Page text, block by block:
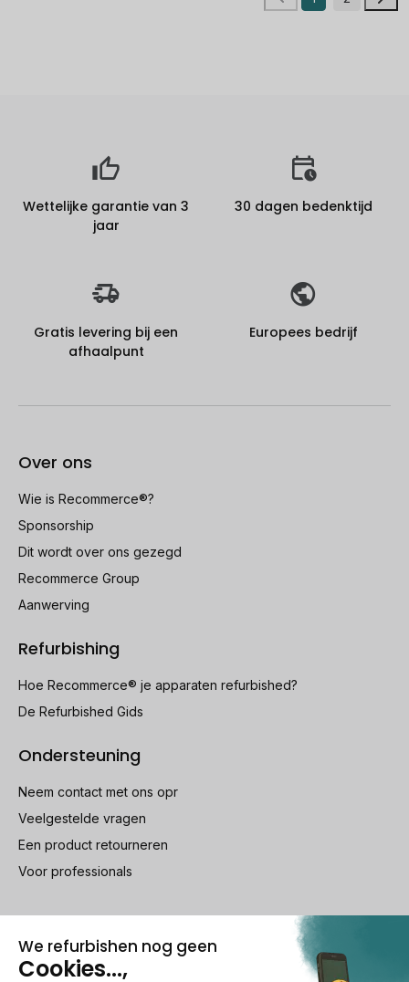
Wettelijke garantie van 3
jaar
30 dagen bedenktijd
Gratis levering bij een
afhaalpunt
Europees bedrijf
Over ons
Wie is Recommerce®?
Sponsorship
Dit wordt over ons gezegd
Recommerce Group
Aanwerving
Refurbishing
Hoe Recommerce® je apparaten refurbished?
De Refurbished Gids
Ondersteuning
Neem contact met ons opr
Veelgestelde vragen
Een product retourneren
Voor professionals
100% beveiligde betaling